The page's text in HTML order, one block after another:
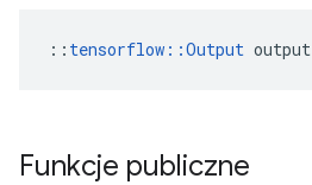
:: tensorflow::Output output
Funkcje publiczne